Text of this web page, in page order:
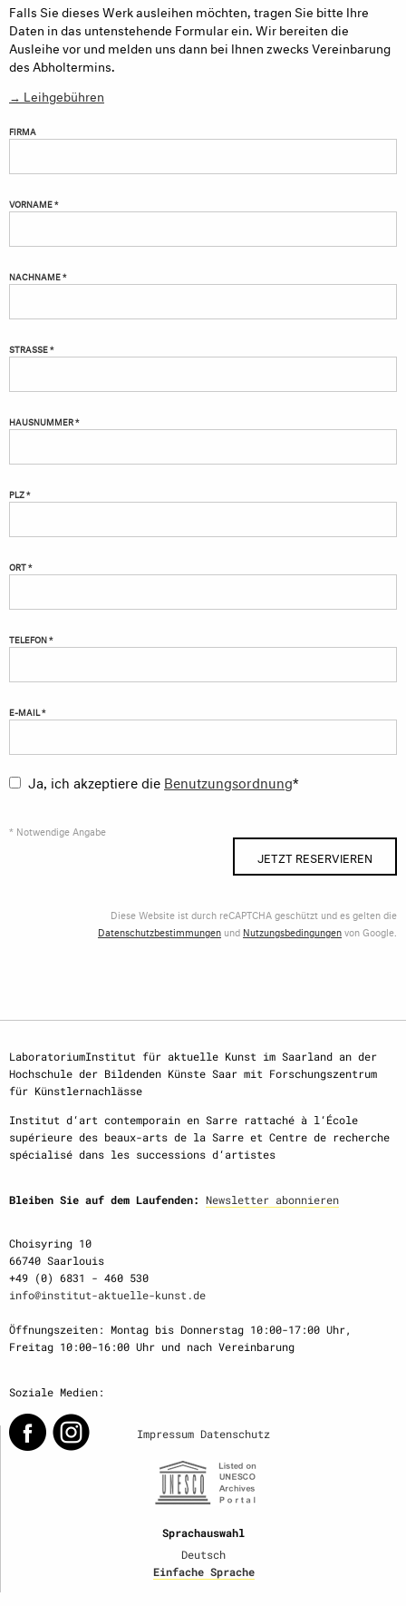
Falls Sie dieses Werk ausleihen möchten, tragen Sie bitte Ihre
Daten in das untenstehende Formular ein. Wir bereiten die
Ausleihe vor und melden uns dann bei Ihnen zwecks Vereinbarung
des Abholtermins.
→ Leihgebühren
FIRMA
VORNAME *
NACHNAME *
STRASSE *
HAUSNUMMER *
PLZ *
ORT *
TELEFON *
E-MAIL *
Ja, ich akzeptiere die Benutzungsordnung*
* Notwendige Angabe
JETZT RESERVIEREN
Diese Website ist durch reCAPTCHA geschützt und es gelten die
Datenschutzbestimmungen und Nutzungsbedingungenvon Google.
LaboratoriumInstitut für aktuelle Kunst im Saarland an der
Hochschule der Bildenden Künste Saar mit Forschungszentrum
für Künstlernachlässe
Institut d‘art contemporain en Sarre rattaché à l‘École
supérieure des beaux-arts de la Sarre et Centre de recherche
spécialisé dans les successions d‘artistes
Bleiben Sie auf dem Laufenden: Newsletter abonnieren
Choisyring 10
66740 Saarlouis
+49 (0) 6831 - 460 530
info@institut-aktuelle-kunst.de
Öffnungszeiten: Montag bis Donnerstag 10:00-17:00 Uhr,
Freitag 10:00-16:00 Uhr und nach Vereinbarung
Soziale Medien:
Impressum Datenschutz
Sprachauswahl
Deutsch
Einfache Sprache